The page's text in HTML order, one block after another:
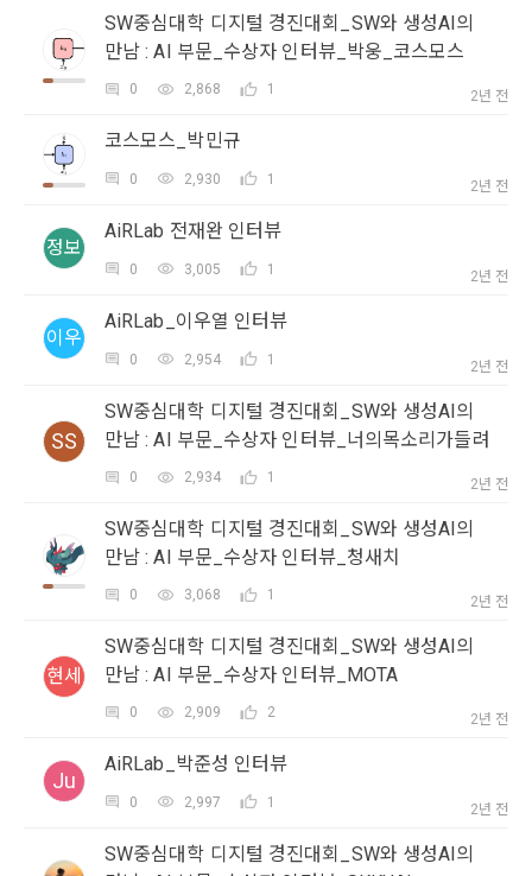
자금융거래법, 전자서명법, 소비자기본법, 개인정보보호법 등
관련법을 위배하지 않는 범위에서 이 약관을 개정할 수 있다.
3. "회사"는 "서비스"에 대해 별도의 이용약관 또는 정책(이하
“별도약관”이 우선하여 적용된다.
4. “회사”의 영업상 중요한 사유 또는 관계 법령에 의한 변경사
적용일자 및 개정사유를 명시하여 현행 약관과 함께 “회사” 홈페
이지의 공지게시판에 그 적용일자 7일 이전부터 적용일자 전일
까지 공지한다.
5. '회사' 약관의 조항에 따른 정책을 제정 및 변경할 권리를 가지
며, 정책 또한 개정될 시에는 적용일자와 개정사유를 명시하여
“회사” 홈페이지의 공지게시판에 그 적용일자 7일 이전부터 적
6. "회원"은 변경된 약관에 대해 거부할 권리가 있다. "회원"은 변
경된 약관이 공지된 지 15일 이내에 거부의사를 표명할 수 있다.
"회원"이 거부하는 경우 본 서비스 제공자인 "회사"는 15일의 기
지할 수 있다. 만약, "회원"이 거부의사를 표시하지 않거나, 전항
에 따라 시행일 이후에 "서비스"를 이용하는 경우에는 동의한 것
으로 간주한다.
제 4 조 (약관의 해석)
1. 이 약관에서 규정하지 않은 사항에 관해서는 약관의규제등에
관한법률, 전기통신기본법, 전기통신사업법, 정보통신망이용촉
전자문서 및 전자거래기본법, 전자금융거래법, 전자서명법, 소
비자기본법 등의 관계법령에 따른다.
경우에는 개별 계약이 우선한다.
를 위한 데이터 분석
3. 수집하는 개인정보 항목 및 수집방법
필수 항목 : 아이디, 비밀번호, 이름, 닉네임, 이메일
선택 항목 : 휴대폰번호, 생년월일, 국가, 직업
데이콘 내의 개별 서비스 이용, 상금 및 상품 지급 과정에서 해당
서비스의 이용자에 한해 추가 개인정보 수집이 발생할 수 있습
시점에서 이용자에게 ‘수집하는 개인정보 항목, 개인정보의 수
집 및 이용목적, 개인정보의 보관기간’에 대해 안내 드리고 동의
를 받습니다.
2) 데이콘 인재풀 등록 시 수집하는 항목
필수 항목: 이름, 이메일, 핸드폰 번호, 경력, 신입/경력 해당 사항
여부, 사용 가능한 프로그래밍 언어 및 사용 경험, 프로젝트 또는
선택 항목: 프로젝트 또는 대회 코드 링크(추가분), 기타 수상 경
력, 개인 운영 사이트 링크(GitHub, Linkedin 등) ,영상, ppt
3) 모바일 서비스 이용 시 수집되는 항목
모바일 서비스의 특성상 단말기 모델 정보가 수집될 수 있으나,
SW중심대학 디지털 경진대회_SW와 생성AI의
만남 : AI 부문_수상자 인터뷰_박웅_코스모스
0 2,868 1 2년 전
코스모스_박민규
0 2,930 1 2년 전
정보
AiRLab 전재완 인터뷰
0 3,005 1 2년 전
이우
AiRLab_이우열 인터뷰
0 2,954 1 2년 전
SS
SW중심대학 디지털 경진대회_SW와 생성AI의
만남 : AI 부문_수상자 인터뷰_너의목소리가들려
0 2,934 1 2년 전
SW중심대학 디지털 경진대회_SW와 생성AI의
만남 : AI 부문_수상자 인터뷰_청새치
0 3,068 1 2년 전
현세
SW중심대학 디지털 경진대회_SW와 생성AI의
만남 : AI 부문_수상자 인터뷰_MOTA
0 2,909 2 2년 전
Ju
AiRLab_박준성 인터뷰
0 2,997 1 2년 전
SW중심대학 디지털 경진대회_SW와 생성AI의